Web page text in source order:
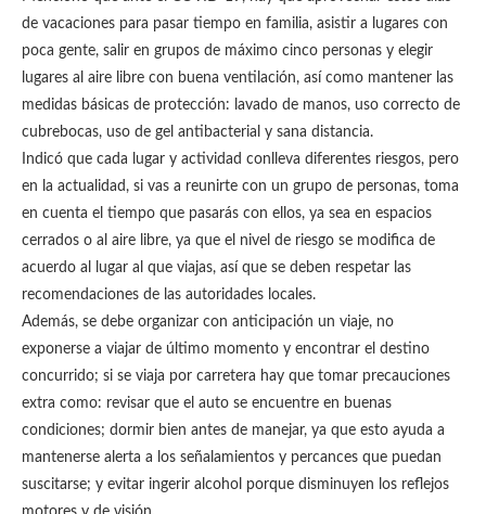
de vacaciones para pasar tiempo en familia, asistir a lugares con
poca gente, salir en grupos de máximo cinco personas y elegir
lugares al aire libre con buena ventilación, así como mantener las
medidas básicas de protección: lavado de manos, uso correcto de
cubrebocas, uso de gel antibacterial y sana distancia.
Indicó que cada lugar y actividad conlleva diferentes riesgos, pero
en la actualidad, si vas a reunirte con un grupo de personas, toma
en cuenta el tiempo que pasarás con ellos, ya sea en espacios
cerrados o al aire libre, ya que el nivel de riesgo se modifica de
acuerdo al lugar al que viajas, así que se deben respetar las
recomendaciones de las autoridades locales.
Además, se debe organizar con anticipación un viaje, no
exponerse a viajar de último momento y encontrar el destino
concurrido; si se viaja por carretera hay que tomar precauciones
extra como: revisar que el auto se encuentre en buenas
condiciones; dormir bien antes de manejar, ya que esto ayuda a
mantenerse alerta a los señalamientos y percances que puedan
suscitarse; y evitar ingerir alcohol porque disminuyen los reflejos